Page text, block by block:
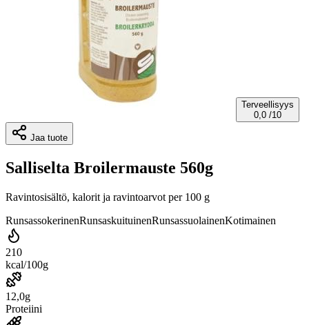
Terveellisyys
0,0 /10
Jaa tuote
Salliselta Broilermauste 560g
Ravintosisältö, kalorit ja ravintoarvot per 100 g
RunsassokerinenRunsaskuituinenRunsassuolainenKotimainen
210
kcal/100g
12,0g
Proteiini